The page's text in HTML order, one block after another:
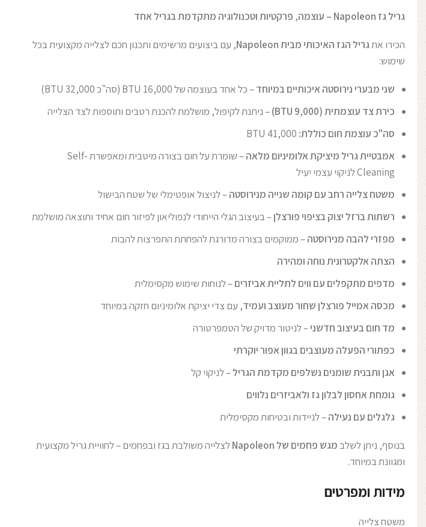
גריל גז Napoleon – עוצמה, פרקטיות וטכנולוגיה מתקדמת בגריל אחד
הכירו אתגריל הגז האיכותי מבית Napoleon
, עם ביצועים מרשימים ותכנון חכם לצלייה מקצועית בכל
שימוש:
שני מבערי נירוסטה איכותיים במיוחד– כל אחד בעוצמה של 16,000 BTU (סה"כ 32,000 BTU)
כירת צד עוצמתית (9,000 BTU)
– ניתנת לקיפול, מושלמת להכנת רטבים ותוספות לצד הצלייה
סה"כ עוצמת חום כוללת:
אמבטיית גריל מיציקת אלומיניום מלאה
– שומרת על חום בצורה מיטבית ומאפשרת Self-
Cleaning לניקוי עצמי יעיל
משטח צלייה רחב עם קומה שנייה מנירוסטה– לניצול אופטימלי של שטח הבישול
רשתות ברזל יצוק בציפוי פורצלן– בעיצוב הגלי הייחודי לנפוליאון לפיזור חום אחיד ותוצאה מושלמת
מפזרי להבה מנירוסטה– ממוקמים בצורה מדורגת להפחתת התפרצות להבות
הצתה אלקטרונית נוחה ומהירה
מדפים מתקפלים עם ווים לתליית אביזרים– לנוחות שימוש מקסימלית
מכסה אמייל פורצלן שחור מעוצב ועמיד, עם צדי יציקת אלומיניום חזקה במיוחד
מד חום בעיצוב חדשני– לניטור מדויק של הטמפרטורה
כפתורי הפעלה מעוצבים בגוון אפור יוקרתי
אגן ותבנית שומנים נשלפים מקדמת הגריל– לניקוי קל
גומחת אחסון לבלון גז ולאביזרים נלווים
גלגלים עם נעילה– לניידות ובטיחות מקסימלית
בנוסף, ניתן לשלבמגש פחמים של Napoleon
לצלייה משולבת בגז ובפחמים – לחוויית גריל מקצועית
ומגוונת במיוחד.
מידות ומפרטים
משטח צלייה